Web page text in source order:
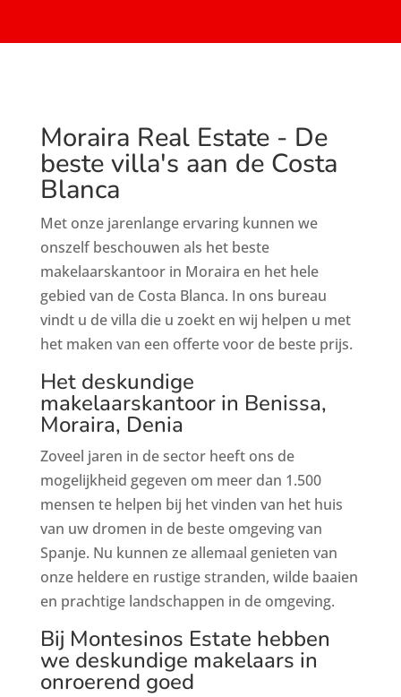
Moraira Real Estate - De
beste villa's aan de Costa
Blanca
Met onze jarenlange ervaring kunnen we
onszelf beschouwen als het beste
makelaarskantoor in Moraira en het hele
gebied van de Costa Blanca. In ons bureau
vindt u de villa die u zoekt en wij helpen u met
het maken van een offerte voor de beste prijs.
Het deskundige
makelaarskantoor in Benissa,
Moraira, Denia
Zoveel jaren in de sector heeft ons de
mogelijkheid gegeven om meer dan 1.500
mensen te helpen bij het vinden van het huis
van uw dromen in de beste omgeving van
Spanje. Nu kunnen ze allemaal genieten van
onze heldere en rustige stranden, wilde baaien
en prachtige landschappen in de omgeving.
Bij Montesinos Estate hebben
we deskundige makelaars in
onroerend goed